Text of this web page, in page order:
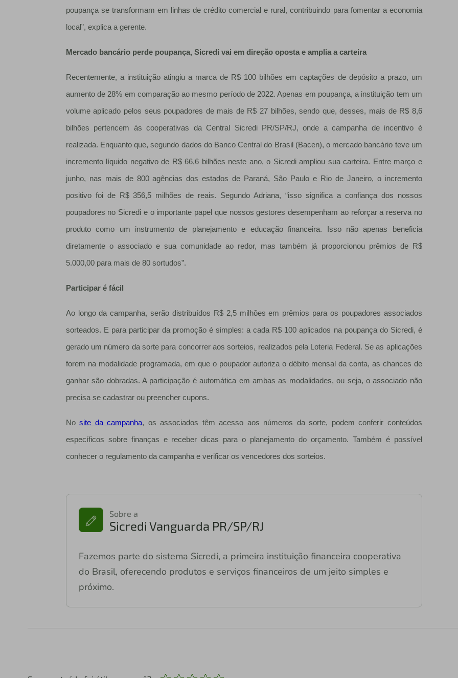
poupança se transformam em linhas de crédito comercial e rural, contribuindo para fomentar a economia
local”, explica a gerente.
Mercado bancário perde poupança, Sicredi vai em direção oposta e amplia a carteira
Recentemente, a instituição atingiu a marca de R$ 100 bilhões em captações de depósito a prazo, um
aumento de 28% em comparação ao mesmo período de 2022. Apenas em poupança, a instituição tem um
volume aplicado pelos seus poupadores de mais de R$ 27 bilhões, sendo que, desses, mais de R$ 8,6
bilhões pertencem às cooperativas da Central Sicredi PR/SP/RJ, onde a campanha de incentivo é
realizada. Enquanto que, segundo dados do Banco Central do Brasil (Bacen), o mercado bancário teve um
incremento líquido negativo de R$ 66,6 bilhões neste ano, o Sicredi ampliou sua carteira. Entre março e
junho, nas mais de 800 agências dos estados de Paraná, São Paulo e Rio de Janeiro, o incremento
positivo foi de R$ 356,5 milhões de reais. Segundo Adriana, “isso significa a confiança dos nossos
poupadores no Sicredi e o importante papel que nossos gestores desempenham ao reforçar a reserva no
produto como um instrumento de planejamento e educação financeira. Isso não apenas beneficia
diretamente o associado e sua comunidade ao redor, mas também já proporcionou prêmios de R$
5.000,00 para mais de 80 sortudos”.
Participar é fácil
Ao longo da campanha, serão distribuídos R$ 2,5 milhões em prêmios para os poupadores associados
sorteados. E para participar da promoção é simples: a cada R$ 100 aplicados na poupança do Sicredi, é
gerado um número da sorte para concorrer aos sorteios, realizados pela Loteria Federal. Se as aplicações
forem na modalidade programada, em que o poupador autoriza o débito mensal da conta, as chances de
ganhar são dobradas. A participação é automática em ambas as modalidades, ou seja, o associado não
precisa se cadastrar ou preencher cupons.
Nosite da campanha, os associados têm acesso aos números da sorte, podem conferir conteúdos
específicos sobre finanças e receber dicas para o planejamento do orçamento. Também é possível
conhecer o regulamento da campanha e verificar os vencedores dos sorteios.
Sobre a
Sicredi Vanguarda PR/SP/RJ
Fazemos parte do sistema Sicredi, a primeira instituição financeira cooperativa
do Brasil, oferecendo produtos e serviços financeiros de um jeito simples e
próximo.